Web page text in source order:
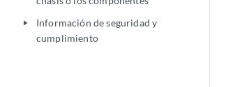
play_arrow
Información de seguridad y
cumplimiento